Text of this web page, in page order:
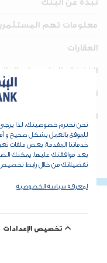
معلومات تهم المستثمرين
العقارات
الخزينة والمؤسسات
الأدوات والدعم
للتواصل
نحن نحترم خصوصيتك، لذا يرجى
للموقع بالعمل بشكل صحيح و
خدماتنا المقدمة. بعض ملفات
بعد موافقتك عليها. يمكنك
تفضيلاتك من خلال رابط تخصيص
لمعرفة سياسة الخصوصية.
تخصيص الإعدادات